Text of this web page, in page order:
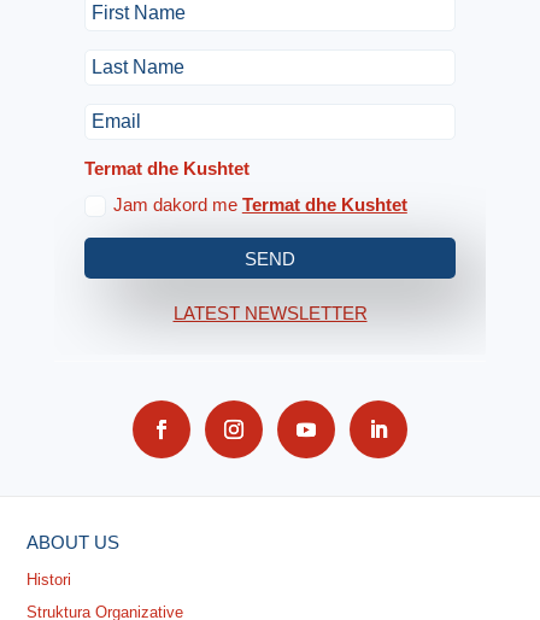
Termat dhe Kushtet
Jam dakord me Termat dhe Kushtet
SEND
LATEST NEWSLETTER
ABOUT US
Histori
Struktura Organizative